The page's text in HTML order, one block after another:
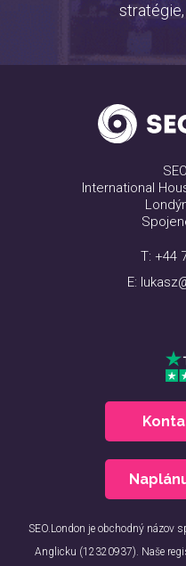
International
T: +44
E:
SEO.London je obchodný názov
Anglicku (12320937). Naše